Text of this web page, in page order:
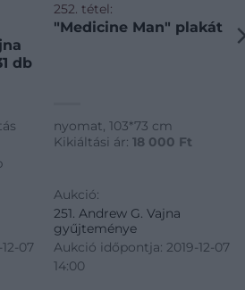
db
07
252. tétel:
"Medicine Man" plakát
nyomat, 103*73 cm
Kikiáltási ár: 18 000 Ft
Aukció:
251. Andrew G. Vajna
gyűjteménye
Aukció időpontja: 2019-12-07
14:00